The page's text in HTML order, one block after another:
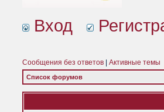
Вход
Сообщения без ответов Активные темы
Список форумов